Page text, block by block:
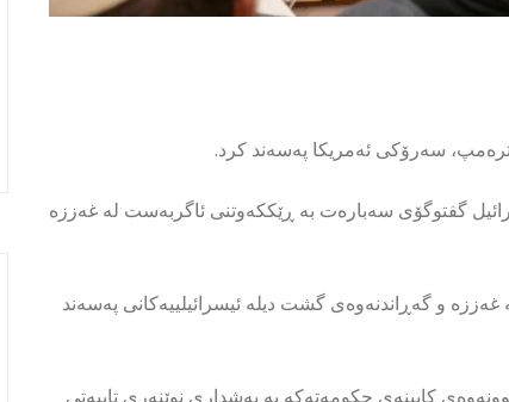
ترەمپ، سەرۆکی ئەمریکا پەسەند کرد.
گفتوگۆی سەبارەت بە ڕێککەوتنی ئاگربەست لە غەززە
غەززە و گەڕاندنەوەی گشت دیلە ئیسرائیلییەکانی پەسەند
کابینەی حکومەتەکە بە بەشداری نوێنەری تایبەتی